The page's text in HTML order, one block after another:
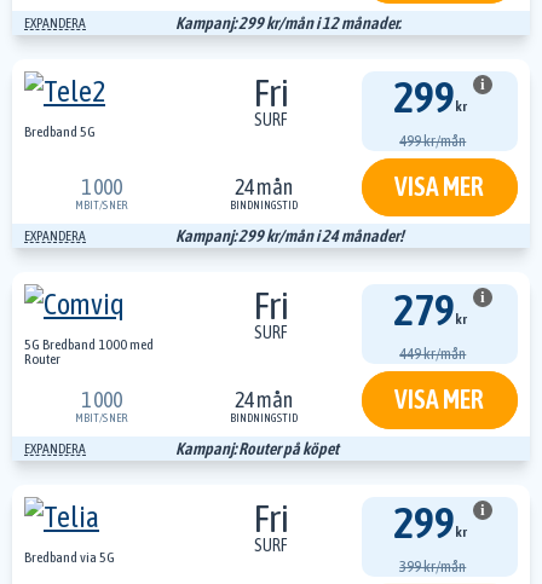
EXPANDERA Kampanj: 299 kr/mån i 12 månader.
Bredband 5G
Fri
SURF 299 kr
i
499 kr/mån
1 000
MBIT/SNER
24 mån
BINDNINGSTID
VISA MER
EXPANDERA Kampanj: 299 kr/mån i 24 månader!
5G Bredband 1000 med
Router
Fri
SURF 279 kr
i
449 kr/mån
1 000
MBIT/SNER
24 mån
BINDNINGSTID
VISA MER
EXPANDERA Kampanj: Router på köpet
Bredband via 5G
Fri
SURF 299 kr
i
399 kr/mån